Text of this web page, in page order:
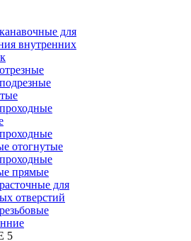
для
внутренних
отогнутые
прямые
для
отверстий
5